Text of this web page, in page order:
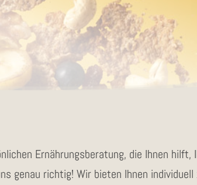
Ernährungsberatung, die Ihnen
genau richtig! Wir bieten Ihnen